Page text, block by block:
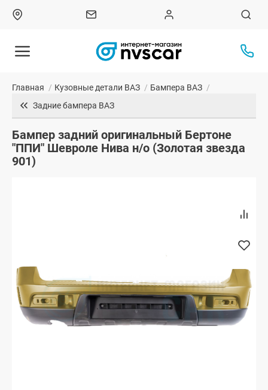
Главная / Кузовные детали ВАЗ / Бампера ВАЗ /
Задние бампера ВАЗ
Бампер задний оригинальный Бертоне
"ППИ" Шевроле Нива н/о (Золотая звезда
901)